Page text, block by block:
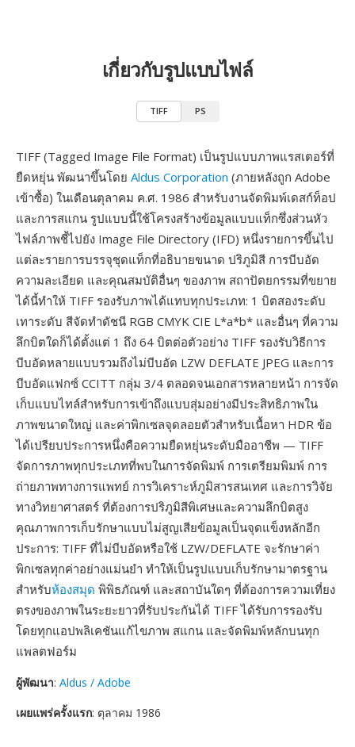
เกี่ยวกับรูปแบบไฟล์
TIFF PS
TIFF (Tagged Image File Format) เป็นรูปแบบภาพแรสเตอร์ที่
ยืดหยุ่น พัฒนาขึ้นโดย Aldus Corporation (ภายหลังถูก Adobe
เข้าซื้อ) ในเดือนตุลาคม ค.ศ. 1986 สำหรับงานจัดพิมพ์เดสก์ท็อป
และการสแกน รูปแบบนี้ใช้โครงสร้างข้อมูลแบบแท็กซึ่งส่วนหัว
ไฟล์ภาพชี้ไปยัง Image File Directory (IFD) หนึ่งรายการขึ้นไป
แต่ละรายการบรรจุชุดแท็กที่อธิบายขนาด ปริภูมิสี การบีบอัด
ความละเอียด และคุณสมบัติอื่นๆ ของภาพ สถาปัตยกรรมที่ขยาย
ได้นี้ทำให้ TIFF รองรับภาพได้แทบทุกประเภท: 1 บิตสองระดับ
เทาระดับ สีจัดทำดัชนี RGB CMYK CIE L*a*b* และอื่นๆ ที่ความ
ลึกบิตใดก็ได้ตั้งแต่ 1 ถึง 64 บิตต่อตัวอย่าง TIFF รองรับวิธีการ
บีบอัดหลายแบบรวมถึงไม่บีบอัด LZW DEFLATE JPEG และการ
บีบอัดแฟกซ์ CCITT กลุ่ม 3/4 ตลอดจนเอกสารหลายหน้า การจัด
เก็บแบบไทล์สำหรับการเข้าถึงแบบสุ่มอย่างมีประสิทธิภาพใน
ภาพขนาดใหญ่ และค่าพิกเซลจุดลอยตัวสำหรับเนื้อหา HDR ข้อ
ได้เปรียบประการหนึ่งคือความยืดหยุ่นระดับมืออาชีพ — TIFF
จัดการภาพทุกประเภทที่พบในการจัดพิมพ์ การเตรียมพิมพ์ การ
ถ่ายภาพทางการแพทย์ การวิเคราะห์ภูมิสารสนเทศ และการวิจัย
ทางวิทยาศาสตร์ ที่ต้องการปริภูมิสีพิเศษและความลึกบิตสูง
คุณภาพการเก็บรักษาแบบไม่สูญเสียข้อมูลเป็นจุดแข็งหลักอีก
ประการ: TIFF ที่ไม่บีบอัดหรือใช้ LZW/DEFLATE จะรักษาค่า
พิกเซลทุกค่าอย่างแม่นยำ ทำให้เป็นรูปแบบเก็บรักษามาตรฐาน
สำหรับห้องสมุด พิพิธภัณฑ์ และสถาบันใดๆ ที่ต้องการความเที่ยง
ตรงของภาพในระยะยาวที่รับประกันได้ TIFF ได้รับการรองรับ
โดยทุกแอปพลิเคชันแก้ไขภาพ สแกน และจัดพิมพ์หลักบนทุก
แพลตฟอร์ม
ผู้พัฒนา: Aldus / Adobe
เผยแพร่ครั้งแรก: ตุลาคม 1986